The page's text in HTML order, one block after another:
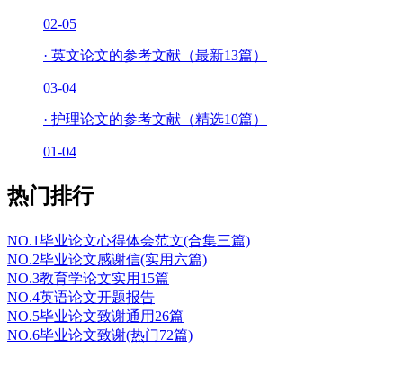
02-05
· 英文论文的参考文献（最新13篇）
03-04
· 护理论文的参考文献（精选10篇）
01-04
热门排行
NO.1毕业论文心得体会范文(合集三篇)
NO.2毕业论文感谢信(实用六篇)
NO.3教育学论文实用15篇
NO.4英语论文开题报告
NO.5毕业论文致谢通用26篇
NO.6毕业论文致谢(热门72篇)